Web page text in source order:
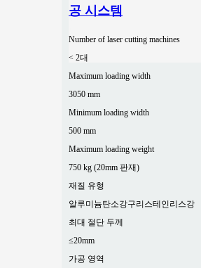
공 시스템
Number of laser cutting machines
< 2대
Maximum loading width
3050 mm
Minimum loading width
500 mm
Maximum loading weight
750 kg (20mm 판재)
재질 유형
알루미늄탄소강구리스테인리스강
최대 절단 두께
≤20mm
가공 영역